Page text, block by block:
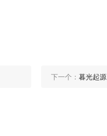
下一个： 暮光起源